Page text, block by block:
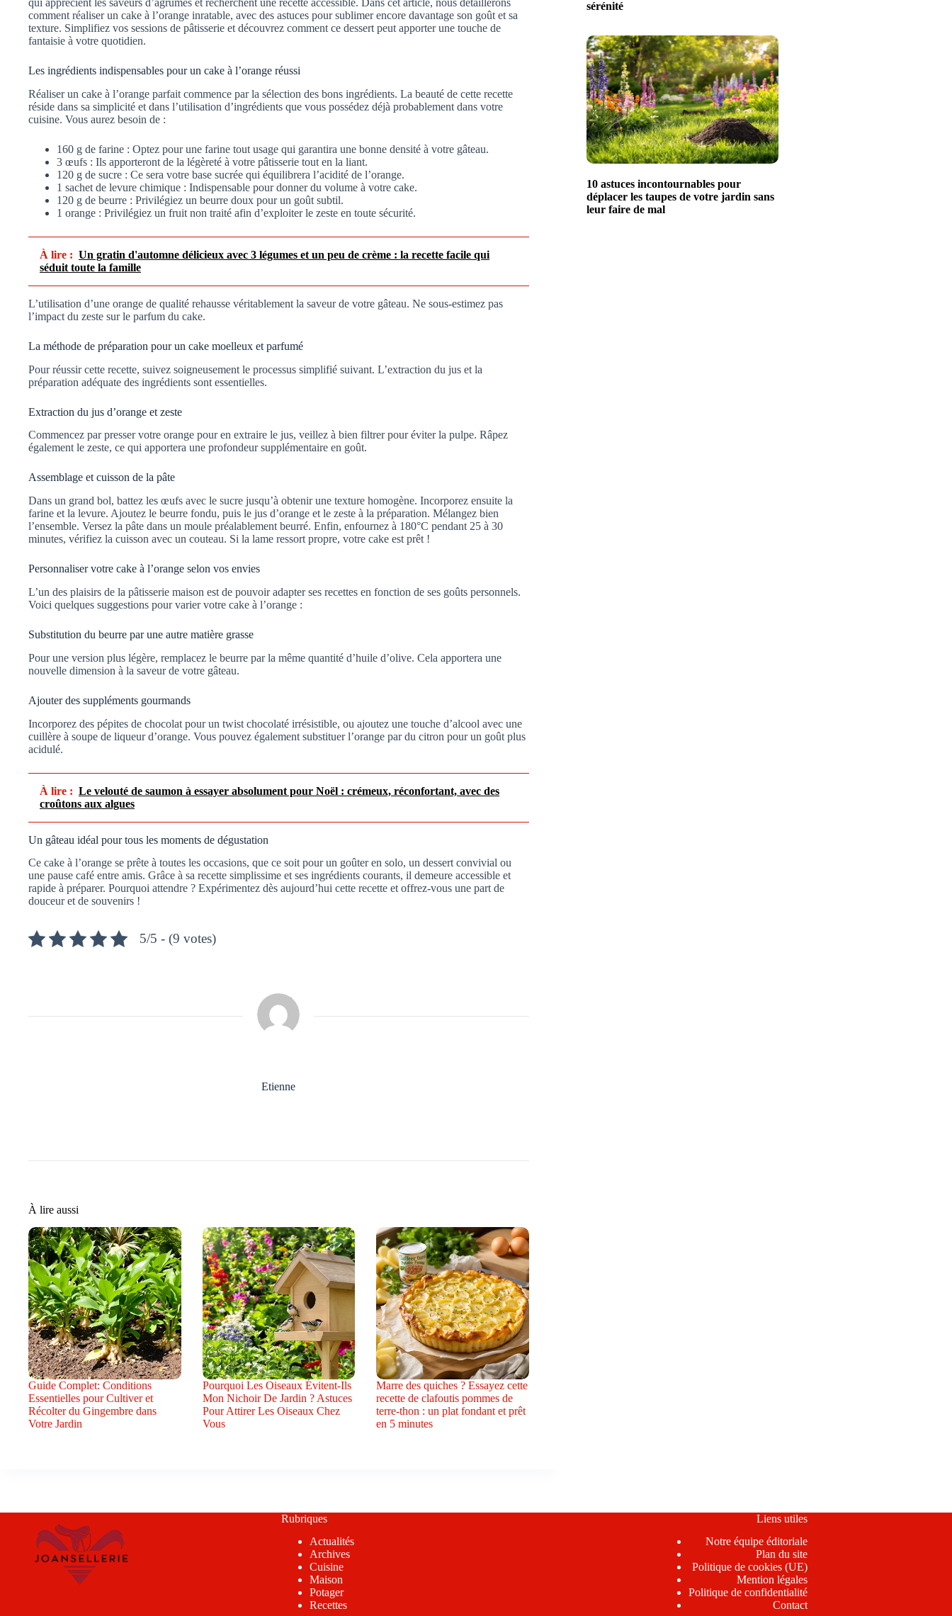
qui apprécient les saveurs d’agrumes et recherchent une recette accessible. Dans cet article, nous détaillerons
comment réaliser un cake à l’orange inratable, avec des astuces pour sublimer encore davantage son goût et sa
texture. Simplifiez vos sessions de pâtisserie et découvrez comment ce dessert peut apporter une touche de
fantaisie à votre quotidien.
Les ingrédients indispensables pour un cake à l’orange réussi
Réaliser un cake à l’orange parfait commence par la sélection des bons ingrédients. La beauté de cette recette
réside dans sa simplicité et dans l’utilisation d’ingrédients que vous possédez déjà probablement dans votre
cuisine. Vous aurez besoin de :
160 g de farine : Optez pour une farine tout usage qui garantira une bonne densité à votre gâteau.
3 œufs : Ils apporteront de la légèreté à votre pâtisserie tout en la liant.
120 g de sucre : Ce sera votre base sucrée qui équilibrera l’acidité de l’orange.
1 sachet de levure chimique : Indispensable pour donner du volume à votre cake.
120 g de beurre : Privilégiez un beurre doux pour un goût subtil.
1 orange : Privilégiez un fruit non traité afin d’exploiter le zeste en toute sécurité.
À lire : Un gratin d'automne délicieux avec 3 légumes et un peu de crème : la recette facile qui
séduit toute la famille
L’utilisation d’une orange de qualité rehausse véritablement la saveur de votre gâteau. Ne sous-estimez pas
l’impact du zeste sur le parfum du cake.
La méthode de préparation pour un cake moelleux et parfumé
Pour réussir cette recette, suivez soigneusement le processus simplifié suivant. L’extraction du jus et la
préparation adéquate des ingrédients sont essentielles.
Extraction du jus d’orange et zeste
Commencez par presser votre orange pour en extraire le jus, veillez à bien filtrer pour éviter la pulpe. Râpez
également le zeste, ce qui apportera une profondeur supplémentaire en goût.
Assemblage et cuisson de la pâte
Dans un grand bol, battez les œufs avec le sucre jusqu’à obtenir une texture homogène. Incorporez ensuite la
farine et la levure. Ajoutez le beurre fondu, puis le jus d’orange et le zeste à la préparation. Mélangez bien
l’ensemble. Versez la pâte dans un moule préalablement beurré. Enfin, enfournez à 180°C pendant 25 à 30
minutes, vérifiez la cuisson avec un couteau. Si la lame ressort propre, votre cake est prêt !
Personnaliser votre cake à l’orange selon vos envies
L’un des plaisirs de la pâtisserie maison est de pouvoir adapter ses recettes en fonction de ses goûts personnels.
Voici quelques suggestions pour varier votre cake à l’orange :
Substitution du beurre par une autre matière grasse
Pour une version plus légère, remplacez le beurre par la même quantité d’huile d’olive. Cela apportera une
nouvelle dimension à la saveur de votre gâteau.
Ajouter des suppléments gourmands
Incorporez des pépites de chocolat pour un twist chocolaté irrésistible, ou ajoutez une touche d’alcool avec une
cuillère à soupe de liqueur d’orange. Vous pouvez également substituer l’orange par du citron pour un goût plus
acidulé.
À lire : Le velouté de saumon à essayer absolument pour Noël : crémeux, réconfortant, avec des
croûtons aux algues
Un gâteau idéal pour tous les moments de dégustation
Ce cake à l’orange se prête à toutes les occasions, que ce soit pour un goûter en solo, un dessert convivial ou
une pause café entre amis. Grâce à sa recette simplissime et ses ingrédients courants, il demeure accessible et
rapide à préparer. Pourquoi attendre ? Expérimentez dès aujourd’hui cette recette et offrez-vous une part de
douceur et de souvenirs !
5/5 - (9 votes)
Etienne
À lire aussi
Guide Complet: Conditions
Essentielles pour Cultiver et
Récolter du Gingembre dans
Votre Jardin
Pourquoi Les Oiseaux Évitent-Ils
Mon Nichoir De Jardin ? Astuces
Pour Attirer Les Oiseaux Chez
Vous
Marre des quiches ? Essayez cette
recette de clafoutis pommes de
terre-thon : un plat fondant et prêt
en 5 minutes
sérénité
10 astuces incontournables pour
déplacer les taupes de votre jardin sans
leur faire de mal
Rubriques
Actualités
Archives
Cuisine
Maison
Potager
Recettes
Liens utiles
Notre équipe éditoriale
Plan du site
Politique de cookies (UE)
Mention légales
Politique de confidentialité
Contact